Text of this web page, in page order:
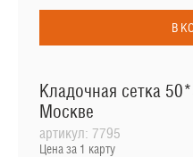
В
Кладочная сетка
Москве
артикул: 7795
Цена за 1 карту